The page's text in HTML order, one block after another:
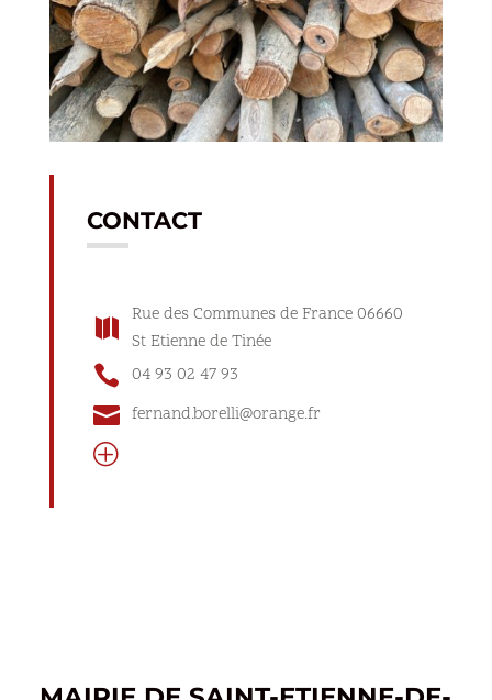
CONTACT

Rue des Communes de France 06660
St Etienne de Tinée
 04 93 02 47 93
 fernand.borelli@orange.fr
P